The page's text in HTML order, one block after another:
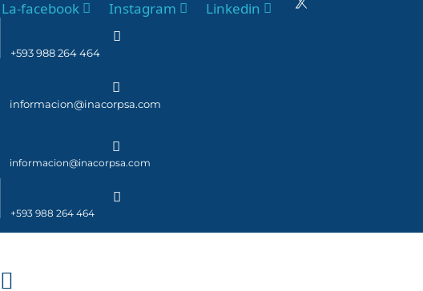
La-facebook Instagram Linkedin
+593 988 264 464
informacion@inacorpsa.com
informacion@inacorpsa.com
+593 988 264 464